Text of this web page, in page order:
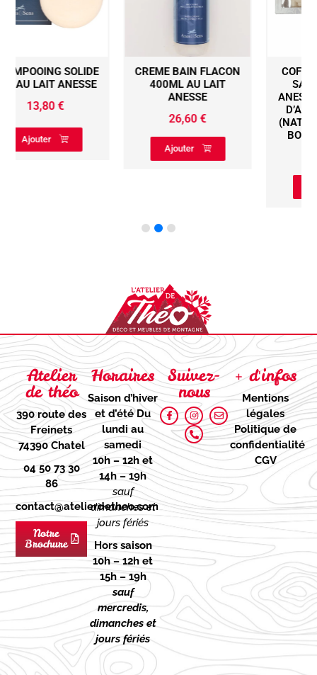
CREME BAIN FLACON
400ML AU LAIT
Ajouter
COFFRET CADEAU 3
SAVON AU LAIT
ANESSE 150G FORME
(NATURE, ABRICOTS,
BOUE DE LA MER)
28,90
Atelier
de théo
390 route des
Freinets
74390 Chatel
04 50 73 30
86
contact@atelierdetheo.com
Notre
Brochure
Horaires
Saison d’hiver
et d’étéDu
lundi au
samedi
10h – 12h et
14h – 19h
sauf
dimanches et
jours fériés
Hors saison
10h – 12h et
15h – 19h
sauf
mercredis,
dimanches et
jours fériés
Suivez-
nous
+ d'infos
Mentions
légales
Politique de
confidentialité
CGV